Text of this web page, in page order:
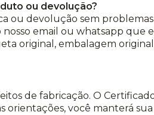
ou devolução?
ou devolução sem
email ou whatsapp que
original, embalagem
de fabricação. O
orientações, você manterá